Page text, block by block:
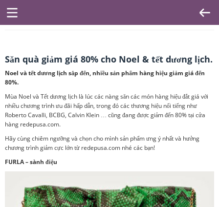
Săn quà giảm giá 80% cho Noel & tết dương lịch.
Noel và tết dương lịch sắp đến, nhiều sản phẩm hàng hiệu giảm giá đến
80%.
Mùa Noel và Tết dương lịch là lúc các nàng săn các món hàng hiệu đắt giá với
nhiều chương trình ưu đãi hấp dẫn, trong đó các thương hiệu nổi tiếng như
Roberto Cavalli, BCBG, Calvin Klein … cũng đang được giảm đến 80% tại cửa
hàng redepusa.com.
Hãy cùng chiêm ngưỡng và chọn cho mình sản phẩm ưng ý nhất và hưởng
chương trình giảm cực lớn từ redepusa.com nhé các bạn!
FURLA – sành điệu